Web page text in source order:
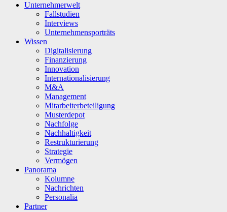
Unternehmerwelt
Fallstudien
Interviews
Unternehmensporträts
Wissen
Digitalisierung
Finanzierung
Innovation
Internationalisierung
M&A
Management
Mitarbeiterbeteiligung
Musterdepot
Nachfolge
Nachhaltigkeit
Restrukturierung
Strategie
Vermögen
Panorama
Kolumne
Nachrichten
Personalia
Partner